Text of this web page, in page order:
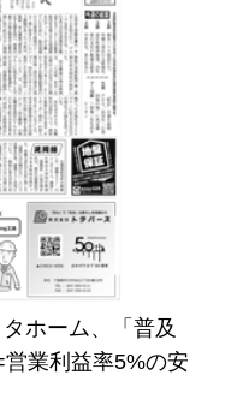
ホーム、「普及
業利益率5%の安